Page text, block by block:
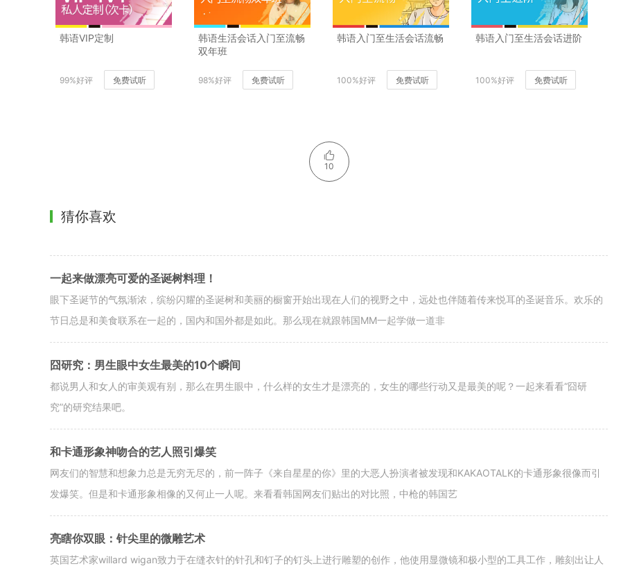
韩语VIP定制
99%好评 免费试听
韩语生活会话入门至流畅
双年班
98%好评 免费试听
韩语入门至生活会话流畅
100%好评 免费试听
韩语入门至生活会话进阶
100%好评 免费试听
10
猜你喜欢
一起来做漂亮可爱的圣诞树料理！
眼下圣诞节的气氛渐浓，缤纷闪耀的圣诞树和美丽的橱窗开始出现在人们的视野之中，远处也伴随着传来悦耳的圣诞音乐。欢乐的
节日总是和美食联系在一起的，国内和国外都是如此。那么现在就跟韩国MM一起学做一道非
囧研究：男生眼中女生最美的10个瞬间
都说男人和女人的审美观有别，那么在男生眼中，什么样的女生才是漂亮的，女生的哪些行动又是最美的呢？一起来看看“囧研
究”的研究结果吧。
和卡通形象神吻合的艺人照引爆笑
网友们的智慧和想象力总是无穷无尽的，前一阵子《来自星星的你》里的大恶人扮演者被发现和KAKAOTALK的卡通形象很像而引
发爆笑。但是和卡通形象相像的又何止一人呢。来看看韩国网友们贴出的对比照，中枪的韩国艺
亮瞎你双眼：针尖里的微雕艺术
英国艺术家willard wigan致力于在缝衣针的针孔和钉子的钉头上进行雕塑的创作，他使用显微镜和极小型的工具工作，雕刻出让人